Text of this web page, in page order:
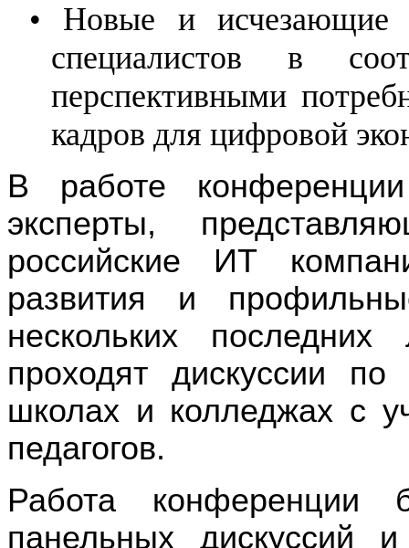
• Новые и исчезающие
специалистов в
перспективными
кадров для цифровой
В работе
эксперты,
российские ИТ
развития и
нескольких
проходят дискуссии
школах и колледжах с
педагогов.
Работа конференции
панельных дискуссий